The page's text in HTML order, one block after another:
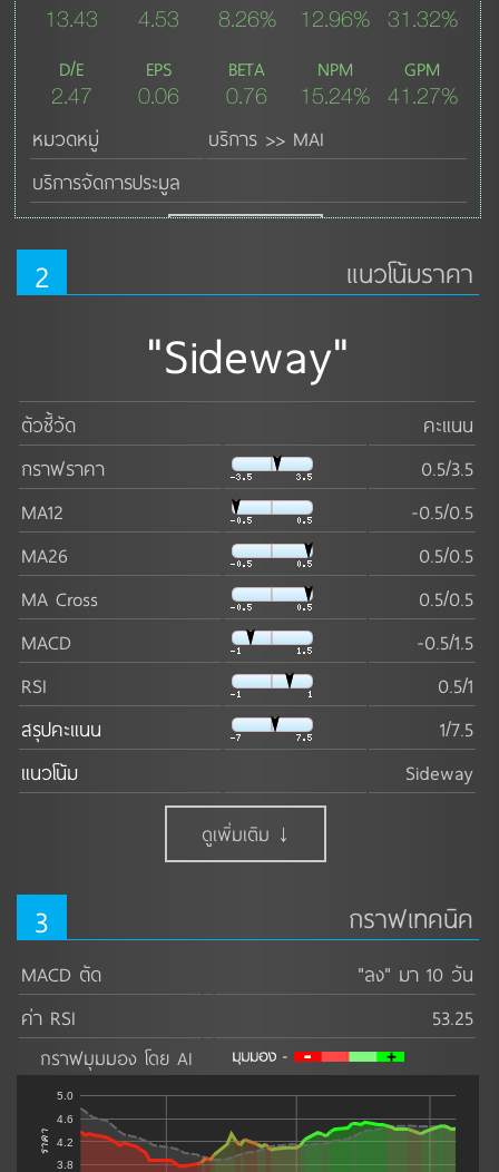
13.43 4.53 8.26% 12.96% 31.32%
D/E
2.47
EPS
0.06
BETA
0.76
NPM
15.24%
GPM
41.27%
หมวดหมู่
บริการ >> MAI
บริการจัดการประมูล
2 แนวโน้มราคา
"Sideway"
ตัวชี้วัด
คะแนน
กราฟราคา
0.5/3.5
MA12
-0.5/0.5
MA26
0.5/0.5
MA Cross
0.5/0.5
MACD
-0.5/1.5
RSI
0.5/1
สรุปคะแนน
1/7.5
แนวโน้ม
Sideway
ดูเพิ่มเติม ↓
3 กราฟเทคนิค
MACD ตัด
"ลง" มา 10 วัน
ค่า RSI
53.25
กราฟมุมมอง โดย AI
3.8
4.2
4.6
5.0
ราคา